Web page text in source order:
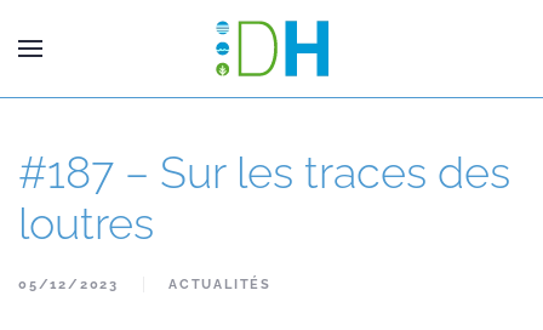
#187 – Sur les traces des
loutres
05/12/2023 ACTUALITÉS